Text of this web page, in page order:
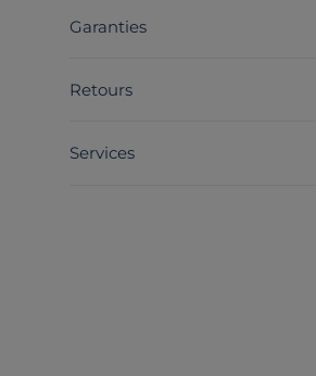
Garanties
Retours
Services